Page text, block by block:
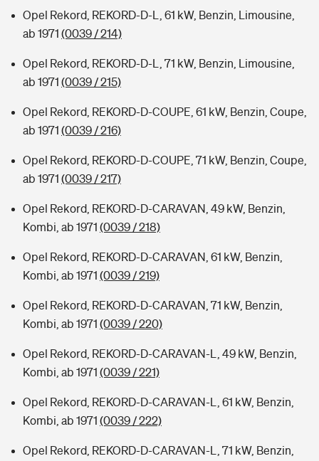
Opel Rekord, REKORD-D-L, 61 kW, Benzin, Limousine,
ab 1971 (0039 / 214)
Opel Rekord, REKORD-D-L, 71 kW, Benzin, Limousine,
ab 1971 (0039 / 215)
Opel Rekord, REKORD-D-COUPE, 61 kW, Benzin, Coupe,
ab 1971 (0039 / 216)
Opel Rekord, REKORD-D-COUPE, 71 kW, Benzin, Coupe,
ab 1971 (0039 / 217)
Opel Rekord, REKORD-D-CARAVAN, 49 kW, Benzin,
Kombi, ab 1971 (0039 / 218)
Opel Rekord, REKORD-D-CARAVAN, 61 kW, Benzin,
Kombi, ab 1971 (0039 / 219)
Opel Rekord, REKORD-D-CARAVAN, 71 kW, Benzin,
Kombi, ab 1971 (0039 / 220)
Opel Rekord, REKORD-D-CARAVAN-L, 49 kW, Benzin,
Kombi, ab 1971 (0039 / 221)
Opel Rekord, REKORD-D-CARAVAN-L, 61 kW, Benzin,
Kombi, ab 1971 (0039 / 222)
Opel Rekord, REKORD-D-CARAVAN-L, 71 kW, Benzin,